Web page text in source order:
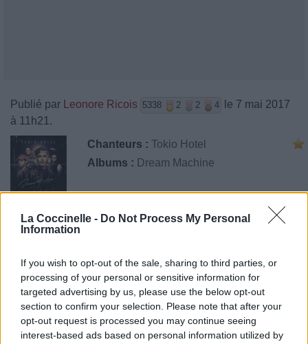
La Coccinelle - Do Not Process My Personal
Information
If you wish to opt-out of the sale, sharing to third parties, or
processing of your personal or sensitive information for
targeted advertising by us, please use the below opt-out
section to confirm your selection. Please note that after your
opt-out request is processed you may continue seeing
interest-based ads based on personal information utilized by
Publié par Leonore Ricois 5338 2 2 4
le 7 mai 2017
à 11h21.
Chanteurs : Tokio Hotel
Albums : Dream Machine
Paroles + Traduction
Pour prolonger le plaisir musical :